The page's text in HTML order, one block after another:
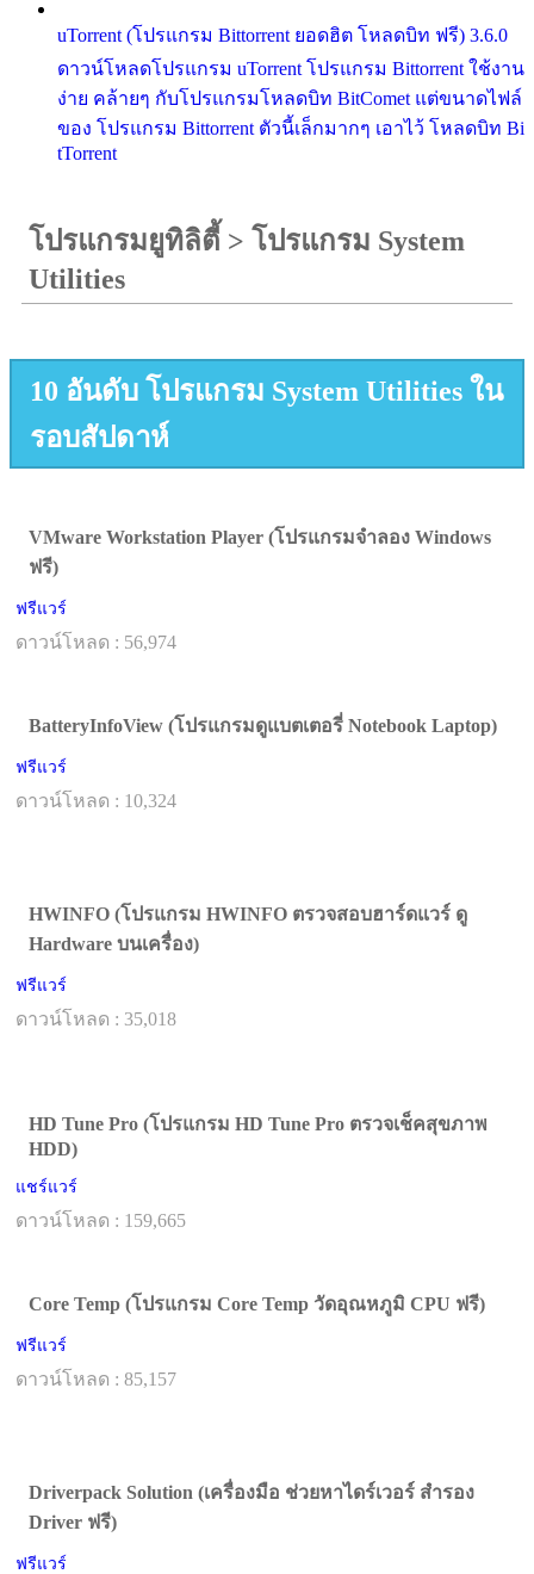
uTorrent (โปรแกรม Bittorrent ยอดฮิต โหลดบิท ฟรี) 3.6.0
ดาวน์โหลดโปรแกรม uTorrent โปรแกรม Bittorrent ใช้งาน
ง่าย คล้ายๆ กับโปรแกรมโหลดบิท BitComet แต่ขนาดไฟล์
ของ โปรแกรม Bittorrent ตัวนี้เล็กมากๆ เอาไว้ โหลดบิท Bi
tTorrent
โปรแกรมยูทิลิตี้ > โปรแกรม System
Utilities
10 อันดับ โปรแกรม System Utilities ใน
รอบสัปดาห์
VMware Workstation Player (โปรแกรมจำลอง Windows
ฟรี)
ฟรีแวร์
ดาวน์โหลด : 56,974
BatteryInfoView (โปรแกรมดูแบตเตอรี่ Notebook Laptop)
ฟรีแวร์
ดาวน์โหลด : 10,324
HWINFO (โปรแกรม HWINFO ตรวจสอบฮาร์ดแวร์ ดู
Hardware บนเครื่อง)
ฟรีแวร์
ดาวน์โหลด : 35,018
HD Tune Pro (โปรแกรม HD Tune Pro ตรวจเช็คสุขภาพ
HDD)
แชร์แวร์
ดาวน์โหลด : 159,665
Core Temp (โปรแกรม Core Temp วัดอุณหภูมิ CPU ฟรี)
ฟรีแวร์
ดาวน์โหลด : 85,157
Driverpack Solution (เครื่องมือ ช่วยหาไดร์เวอร์ สำรอง
Driver ฟรี)
ฟรีแวร์